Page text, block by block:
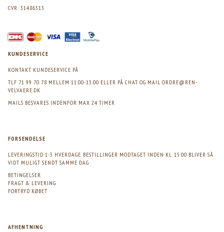
CVR: 31486513
KUNDESERVICE
KONTAKT KUNDESERVICE PÅ
TLF 71 99 70 78 MELLEM 11.00-13.00 ELLER PÅ CHAT OG MAIL ORDRE@REN-
VELVAERE.DK
MAILS BESVARES INDENFOR MAX 24 TIMER
FORSENDELSE
LEVERINGSTID 1-3 HVERDAGE. BESTILLINGER MODTAGET INDEN KL. 15.00 BLIVER SÅ
VIDT MULIGT SENDT SAMME DAG
BETINGELSER
FRAGT & LEVERING
FORTRYD KØBET
AFHENTNING